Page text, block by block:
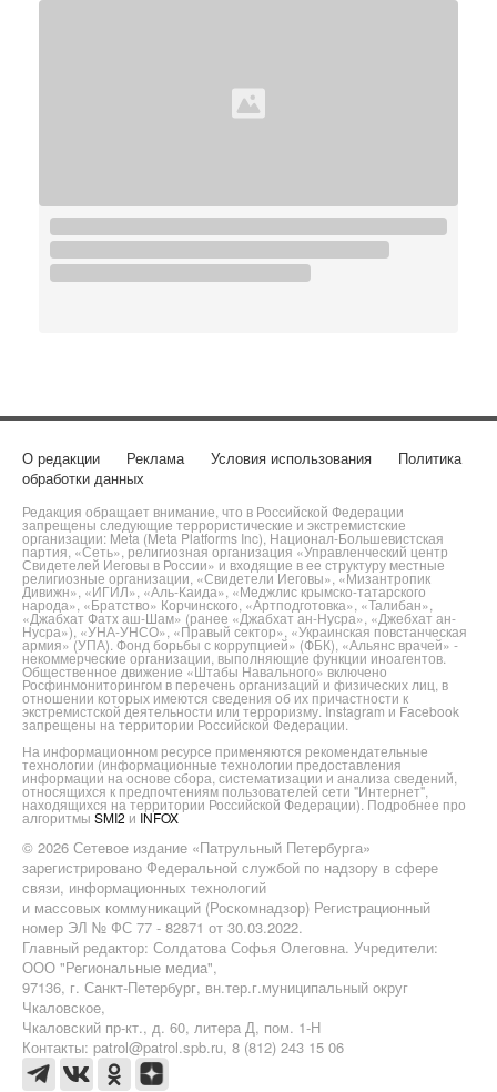
О редакции Реклама Условия использования
Политика
обработки данных
Редакция обращает внимание, что в Российской Федерации
запрещены следующие террористические и экстремистские
организации: Meta (Meta Platforms Inc), Национал-Большевистская
партия, «Сеть», религиозная организация «Управленческий центр
Свидетелей Иеговы в России» и входящие в ее структуру местные
религиозные организации, «Свидетели Иеговы», «Мизантропик
Дивижн», «ИГИЛ», «Аль-Каида», «Меджлис крымско-татарского
народа», «Братство» Корчинского, «Артподготовка», «Талибан»,
«Джабхат Фатх аш-Шам» (ранее «Джабхат ан-Нусра», «Джебхат ан-
Нусра»), «УНА-УНСО», «Правый сектор», «Украинская повстанческая
армия» (УПА). Фонд борьбы с коррупцией» (ФБК), «Альянс врачей» -
некоммерческие организации, выполняющие функции иноагентов.
Общественное движение «Штабы Навального» включено
Росфинмониторингом в перечень организаций и физических лиц, в
отношении которых имеются сведения об их причастности к
экстремистской деятельности или терроризму. Instagram и Facebook
запрещены на территории Российской Федерации.
На информационном ресурсе применяются рекомендательные
технологии (информационные технологии предоставления
информации на основе сбора, систематизации и анализа сведений,
относящихся к предпочтениям пользователей сети "Интернет",
находящихся на территории Российской Федерации). Подробнее про
алгоритмы SMI2 и INFOX
© 2026 Сетевое издание «Патрульный Петербурга»
зарегистрировано Федеральной службой по надзору в сфере
связи, информационных технологий
и массовых коммуникаций (Роскомнадзор) Регистрационный
номер ЭЛ № ФС 77 - 82871 от 30.03.2022.
Главный редактор: Солдатова Софья Олеговна. Учредители:
ООО "Региональные медиа",
97136, г. Санкт-Петербург, вн.тер.г.муниципальный округ
Чкаловское,
Чкаловский пр-кт., д. 60, литера Д, пом. 1-Н
Контакты: patrol@patrol.spb.ru, 8 (812) 243 15 06